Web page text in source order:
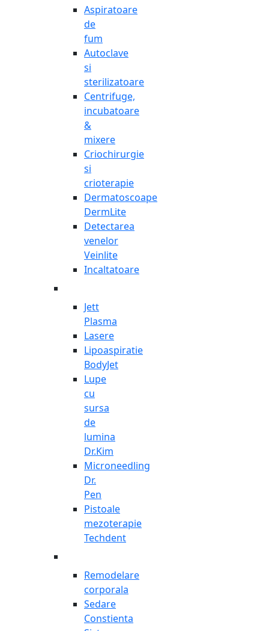
Aspiratoare
de
fum
Autoclave
si
sterilizatoare
Centrifuge,
incubatoare
&
mixere
Criochirurgie
si
crioterapie
Dermatoscoape
DermLite
Detectarea
venelor
Veinlite
Incaltatoare
Jett
Plasma
Lasere
Lipoaspiratie
BodyJet
Lupe
cu
sursa
de
lumina
Dr.Kim
Microneedling
Dr.
Pen
Pistoale
mezoterapie
Techdent
Remodelare
corporala
Sedare
Constienta